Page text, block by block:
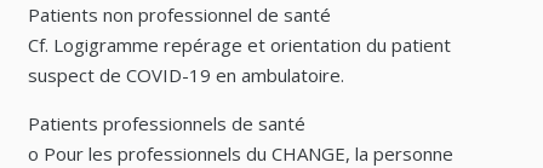
Patients non professionnel de santé
Cf. Logigramme repérage et orientation du patient
suspect de COVID-19 en ambulatoire.
Patients professionnels de santé
o Pour les professionnels du CHANGE, la personne